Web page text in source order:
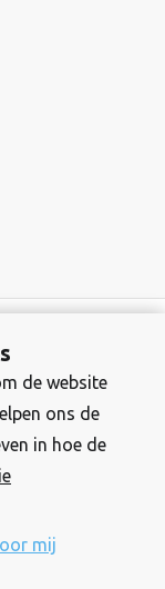
Buytaert
de website
ons de
in hoe de
mij